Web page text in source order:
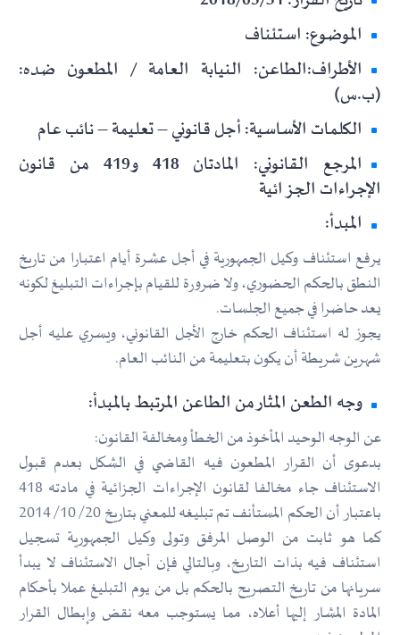
الموضوع: استئناف
الأطراف:الطاعن: النيابة العامة / المطعون ضده:
(ب.س)
الكلمات الأساسية: أجل قانوني – تعليمة – نائب عام
المرجع القانوني: المادتان 418 و419 من قانون
الإجراءات الجزائية
المبدأ:
يرفع استئناف وكيل الجمهورية في أجل عشرة أيام اعتبارا من تاريخ
النطق بالحكم الحضوري، ولا ضرورة للقيام بإجراءات التبليغ لكونه
يعد حاضرا في جميع الجلسات.
يجوز له استئناف الحكم خارج الأجل القانوني، ويسري عليه أجل
شهرين شريطة أن يكون بتعليمة من النائب العام.
وجه الطعن المثار من الطاعن المرتبط بالمبدأ:
عن الوجه الوحيد المأخوذ من الخطأ ومخالفة القانون:
بدعوى أن القرار المطعون فيه القاضي في الشكل بعدم قبول
الاستئناف جاء مخالفا لقانون الإجراءات الجزائية في مادته 418
باعتبار أن الحكم المستأنف تم تبليغه للمعني بتاريخ 20/ 10/ 2014
كما هو ثابت من الوصل المرفق وتولى وكيل الجمهورية تسجيل
استئناف فيه بذات التاريخ، وبالتالي فإن آجال الاستئناف لا يبدأ
سريانها من تاريخ التصريح بالحكم بل من يوم التبليغ عملا بأحكام
المادة المشار إليها أعلاه، مما يستوجب معه نقض وإبطال القرار